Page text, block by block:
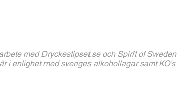
med Dryckestipset.se och Spirit of
i enlighet med sveriges alkohollagar samt KO’s